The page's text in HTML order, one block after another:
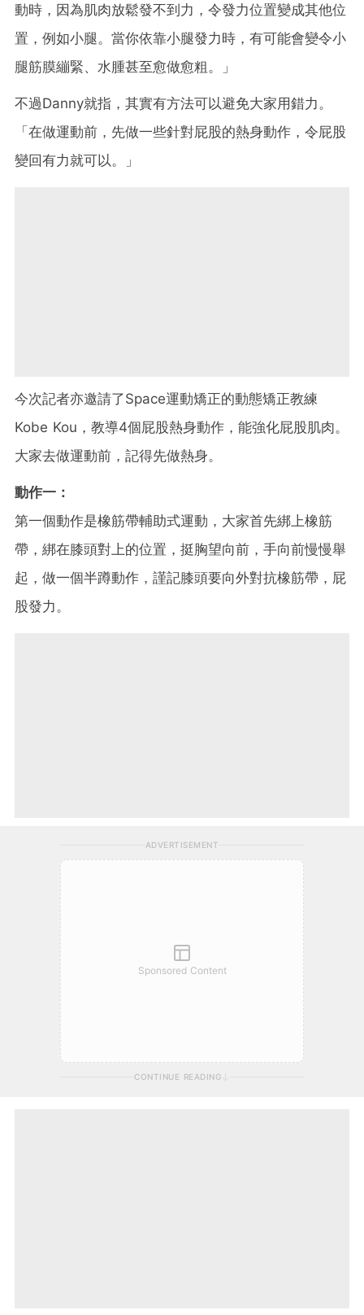
動時，因為肌肉放鬆發不到力，令發力位置變成其他位
置，例如小腿。當你依靠小腿發力時，有可能會變令小
腿筋膜繃緊、水腫甚至愈做愈粗。」
不過Danny就指，其實有方法可以避免大家用錯力。
「在做運動前，先做一些針對屁股的熱身動作，令屁股
變回有力就可以。」
今次記者亦邀請了Space運動矯正的動態矯正教練
Kobe Kou，教導4個屁股熱身動作，能強化屁股肌肉。
大家去做運動前，記得先做熱身。
動作一：
第一個動作是橡筋帶輔助式運動，大家首先綁上橡筋
帶，綁在膝頭對上的位置，挺胸望向前，手向前慢慢舉
起，做一個半蹲動作，謹記膝頭要向外對抗橡筋帶，屁
股發力。
ADVERTISEMENT
Sponsored Content
CONTINUE READING